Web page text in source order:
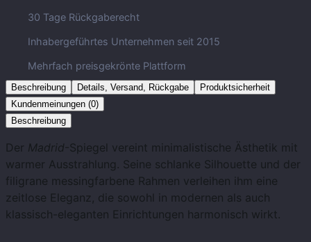
30 Tage Rückgaberecht
Inhabergeführtes Unternehmen seit 2015
Mehrfach preisgekrönte Plattform
Beschreibung Details, Versand, Rückgabe
Produktsicherheit
Kundenmeinungen (0)
Beschreibung
Der Madrid-Spiegel vereint minimalistische Ästhetik mit
warmer Ausstrahlung. Seine schlanke Silhouette und der
filigrane messingfarbene Rahmen verleihen ihm eine
zeitlose Eleganz, die sowohl in modernen als auch
klassisch-eleganten Einrichtungen harmonisch wirkt.